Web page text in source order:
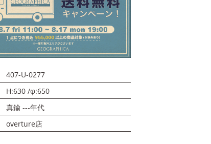
407-U-0277
H:630 /φ:650
真鍮 ---年代
overture店